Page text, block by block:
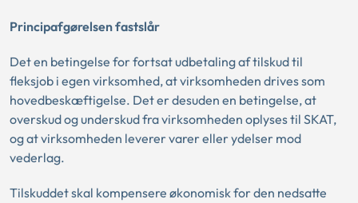
Principafgørelsen fastslår
Det en betingelse for fortsat udbetaling af tilskud til
fleksjob i egen virksomhed, at virksomheden drives som
hovedbeskæftigelse. Det er desuden en betingelse, at
overskud og underskud fra virksomheden oplyses til SKAT,
og at virksomheden leverer varer eller ydelser mod
vederlag.
Tilskuddet skal kompensere økonomisk for den nedsatte